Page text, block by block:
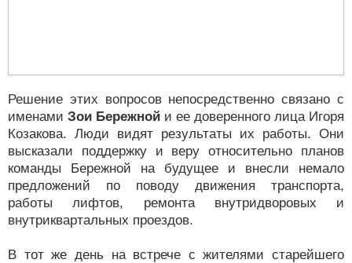
Решение этих вопросов непосредственно связано с
именами Зои Бережной и ее доверенного лица Игоря
Козакова. Люди видят результаты их работы. Они
высказали поддержку и веру относительно планов
команды Бережной на будущее и внесли немало
предложений по поводу движения транспорта,
работы лифтов, ремонта внутридворовых и
внутриквартальных проездов.
В тот же день на встрече с жителями старейшего